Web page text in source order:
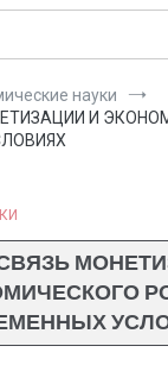
науки
И